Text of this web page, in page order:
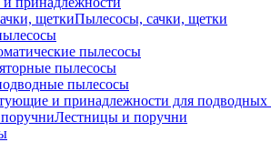
Пылесосы, сачки, щетки
пылесосы
пылесосы
пылесосы
и принадлежности для подводных
Лестницы и поручни